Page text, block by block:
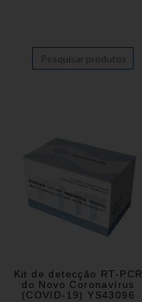
Kit de detecção RT-PCR
do Novo Coronavírus
(COVID-19) YS43096